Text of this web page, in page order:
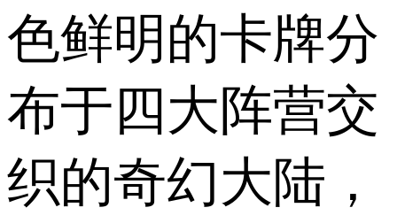
色鲜明的卡牌分
布于四大阵营交
织的奇幻大陆，